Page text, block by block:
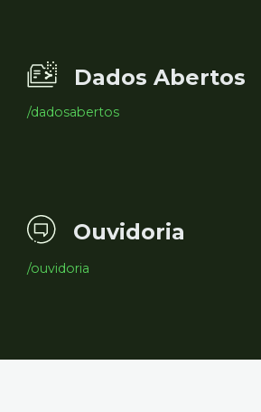
Dados Abertos
/dadosabertos
Ouvidoria
/ouvidoria